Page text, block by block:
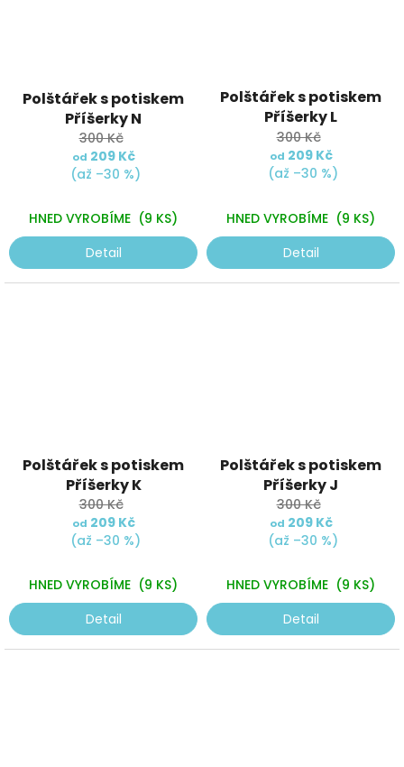
hodnocení
produktu
je
5,0
z
hvězdiček.
Polštářek s potiskem
Příšerky N
300 Kč
od 209 Kč
(až –30 %)
HNED VYROBÍME (9 KS)
Detail
Polštářek s potiskem
Příšerky L
300 Kč
od 209 Kč
(až –30 %)
HNED VYROBÍME (9 KS)
Detail
Polštářek s potiskem
Příšerky K
300 Kč
od 209 Kč
(až –30 %)
HNED VYROBÍME (9 KS)
Detail
Polštářek s potiskem
Příšerky J
300 Kč
od 209 Kč
(až –30 %)
HNED VYROBÍME (9 KS)
Detail